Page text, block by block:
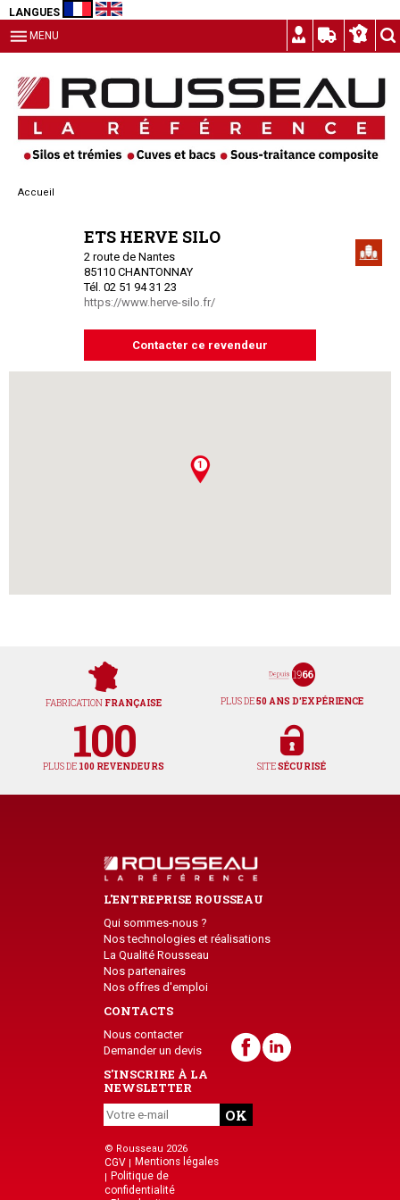
LANGUES
MENU
Accueil
ETS HERVE SILO
2 route de Nantes
85110 CHANTONNAY
Tél. 02 51 94 31 23
https://www.herve-silo.fr/
Contacter ce revendeur
FABRICATION FRANÇAISE PLUS DE50 ANS D'EXPÉRIENCE
PLUS DE 100 REVENDEURS SITESÉCURISÉ
L'ENTREPRISE ROUSSEAU
Qui sommes-nous ?
Nos technologies et réalisations
La Qualité Rousseau
Nos partenaires
Nos offres d'emploi
CONTACTS
Nous contacter
Demander un devis
S'INSCRIRE À LA
NEWSLETTER
© Rousseau 2026
CGV
Mentions légales
Politique de
confidentialité